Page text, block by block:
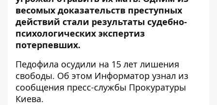
весомых доказательств преступных
действий стали результаты судебно-
психологических экспертиз
потерпевших.
Педофила осудили на 15 лет лишения
свободы. Об этом Информатор узнал из
сообщения пресс-службы Прокуратуры
Киева.